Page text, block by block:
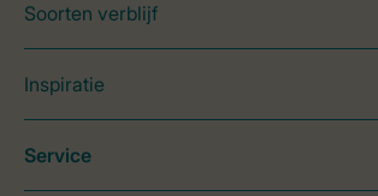
Soorten verblijf
Inspiratie
Service